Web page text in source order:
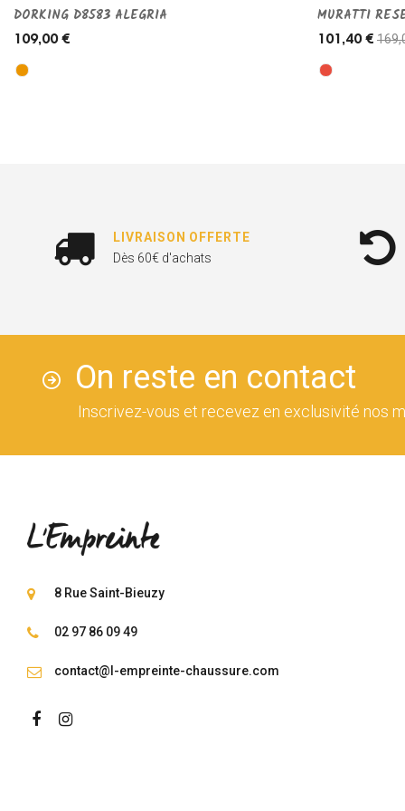
DORKING D8583 ALEGRIA
109,00 €
MURATTI
101,40 €
LIVRAISON OFFERTE
Dès 60€ d'achats
On reste en contact
Inscrivez-vous et recevez en exclusivité nos
8 Rue Saint-Bieuzy
02 97 86 09 49
contact@l-empreinte-chaussure.com